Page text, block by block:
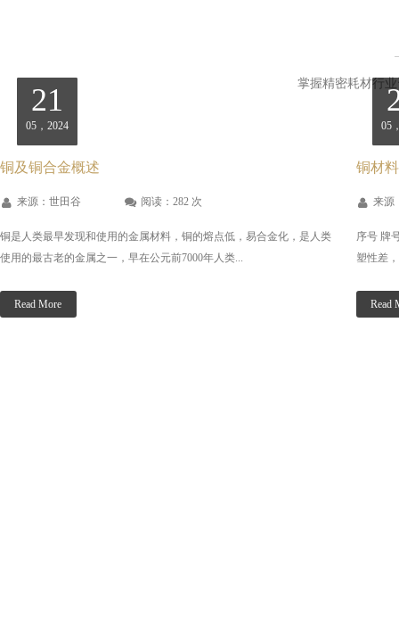
掌握精密耗材行
21
05，2024
铜及铜合金概述
来源：世田谷 阅读：282 次
铜是人类最早发现和使用的金属材料，铜的熔点低，易合金化，是人类
使用的最古老的金属之一，早在公元前7000年人类...
Read More
05
铜材
来
序号 牌
塑性差
Read